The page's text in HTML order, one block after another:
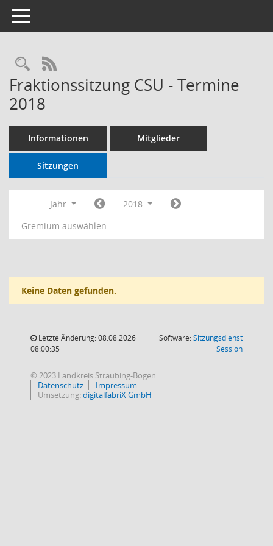
Toggle navigation
RSS-Feed
Fraktionssitzung CSU - Termine
2018
Informationen Mitglieder
Sitzungen
Jahr
2018
Gremium auswählen
Keine Daten gefunden.
Letzte Änderung: 08.08.2026
08:00:35
Software:Sitzungsdienst
Session(Wird in
© 2023 Landkreis Straubing-Bogen
Datenschutz
Impressum
Umsetzung:digitalfabriX GmbH